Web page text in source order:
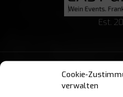
Cookie-
verwalten
Est.